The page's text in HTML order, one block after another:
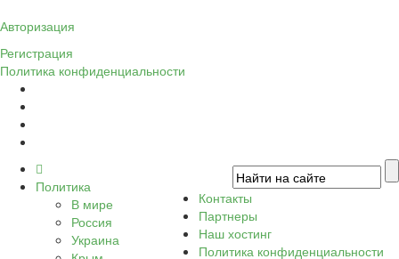
Авторизация
Регистрация
Политика конфиденциальности
Политика
В мире
Россия
Украина
Контакты
Партнеры
Наш хостинг
Политика конфиденциальности